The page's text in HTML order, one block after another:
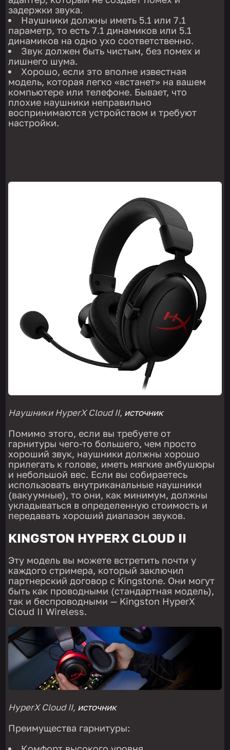
задержки звука.
Наушники должны иметь 5.1 или 7.1
параметр, то есть 7.1 динамиков или 5.1
динамиков на одно ухо соответственно.
Звук должен быть чистым, без помех и
лишнего шума.
Хорошо, если это вполне известная
модель, которая легко «встанет» на вашем
компьютере или телефоне. Бывает, что
плохие наушники неправильно
воспринимаются устройством и требуют
настройки.
Наушники HyperX Cloud II, источник
Помимо этого, если вы требуете от
гарнитуры чего-то большего, чем просто
хороший звук, наушники должны хорошо
прилегать к голове, иметь мягкие амбушюры
и небольшой вес. Если вы собираетесь
использовать внутриканальные наушники
(вакуумные), то они, как минимум, должны
укладываться в определенную стоимость и
передавать хороший диапазон звуков.
KINGSTON HYPERX CLOUD II
Эту модель вы можете встретить почти у
каждого стримера, который заключил
партнерский договор с Kingstone. Они могут
быть как проводными (стандартная модель),
так и беспроводными — Kingston HyperX
Cloud II Wireless.
HyperX Cloud II, источник
Преимущества гарнитуры: